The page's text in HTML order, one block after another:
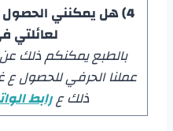
4) هل يمكنني
لعائلتي
بالطبع يمكنكم ذلك
عملنا الحرفي للحصول ع
ذلك عرابط